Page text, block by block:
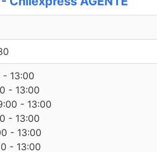
- 13:00
- 13:00
- 13:00
- 13:00
- 13:00
- 13:00